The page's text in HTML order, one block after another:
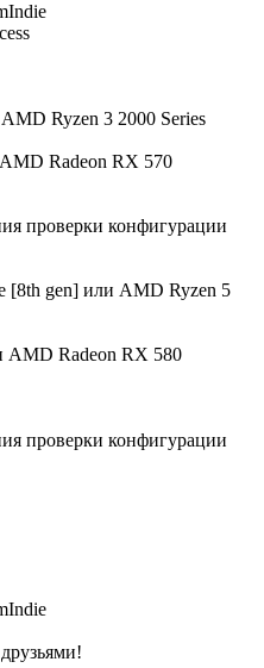
Indie
Ryzen 3 2000 Series
Radeon RX 570
проверки конфигурации
[8th gen] или AMD Ryzen 5
Radeon RX 580
проверки конфигурации
Indie